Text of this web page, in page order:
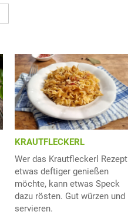
KRAUTFLECKERL
Wer das Krautfleckerl Rezept
etwas deftiger genießen
möchte, kann etwas Speck
dazu rösten. Gut würzen und
servieren.